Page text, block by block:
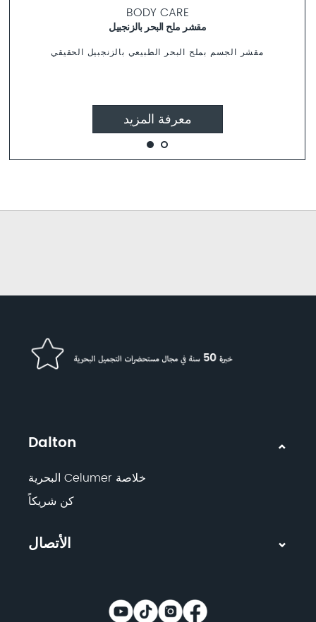
BODY CARE
مقشر ملح البحر بالزنجبيل
مقشر الجسم بملح البحر الطبيعي بالزنجبيل الحقيقي
معرفة المزيد
Dalton
خلاصة Celumer البحرية
كن شريكاً
الأتصال